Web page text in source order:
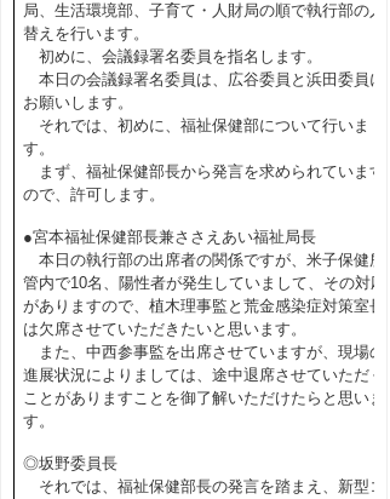
局、生活環境部、子育て・人財局の順で執行部の入
替えを行います。
初めに、会議録署名委員を指名します。
本日の会議録署名委員は、広谷委員と浜田委員に
お願いします。
それでは、初めに、福祉保健部について行いま
す。
まず、福祉保健部長から発言を求められています
ので、許可します。
●宮本福祉保健部長兼ささえあい福祉局長
本日の執行部の出席者の関係ですが、米子保健所
管内で10名、陽性者が発生していまして、その対応
がありますので、植木理事監と荒金感染症対策室長
は欠席させていただきたいと思います。
また、中西参事監を出席させていますが、現場の
進展状況によりましては、途中退席させていただく
ことがありますことを御了解いただけたらと思いま
す。
◎坂野委員長
それでは、福祉保健部長の発言を踏まえ、新型コ